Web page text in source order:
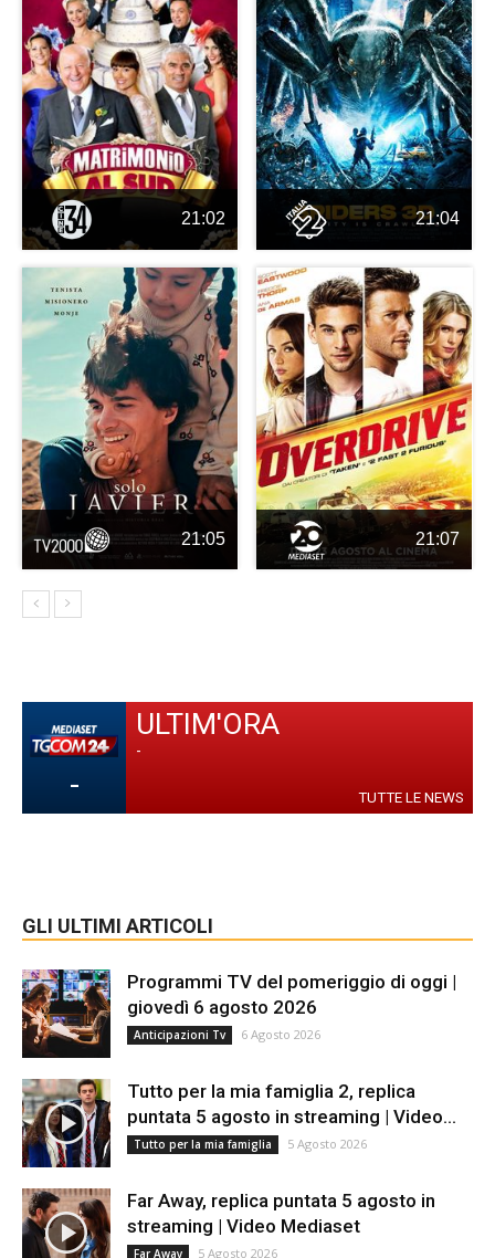
21:02 21:04
21:05 21:07
-
ULTIM'ORA
-
TUTTE LE NEWS
GLI ULTIMI ARTICOLI
Programmi TV del pomeriggio di oggi |
giovedì 6 agosto 2026
Anticipazioni Tv 6 Agosto 2026
Tutto per la mia famiglia 2, replica
puntata 5 agosto in streaming | Video...
Tutto per la mia famiglia 5 Agosto 2026
Far Away, replica puntata 5 agosto in
streaming | Video Mediaset
Far Away 5 Agosto 2026